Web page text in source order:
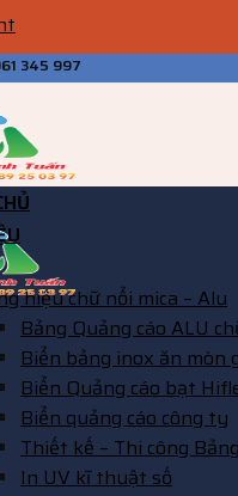
345 997
hiệu chữ nổi mica – Alu
Bảng Quảng cáo ALU
Biển bảng inox ăn mòn
Biển Quảng cáo bạt
Biển quảng cáo công ty
Thiết kế – Thi công
In UV kĩ thuật số